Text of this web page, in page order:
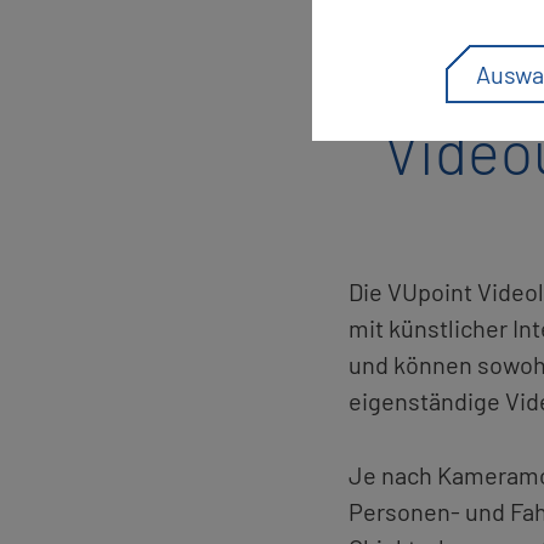
Die VU­point
mit künst­li­cher
und kön­nen
ei­gen­stän­di­ge
Je nach
Per­so­nen- und